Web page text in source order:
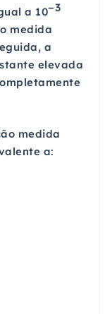
a 10−3
medida
a
elevada
medida
a: